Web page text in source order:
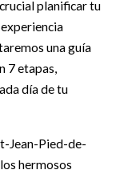
planificar tu
una guía
7 etapas,
día de tu
Jean-Pied-de-
hermosos